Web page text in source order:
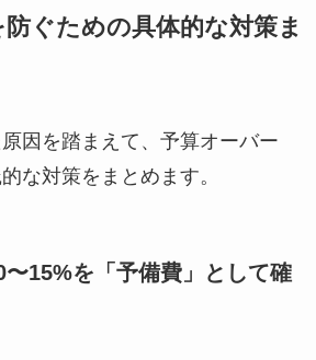
ぐための具体的な対策ま
因を踏まえて、予算オーバー
な対策をまとめます。
15%を「予備費」として確